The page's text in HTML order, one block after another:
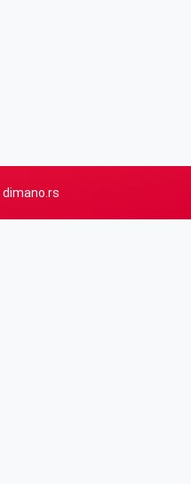
dimano.rs